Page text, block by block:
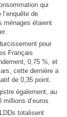
qui
de
ménages étaient
pour
Français
0,75 %, et
cette dernière a
de 0,35 point.
également, au
d’euros.
totalisent